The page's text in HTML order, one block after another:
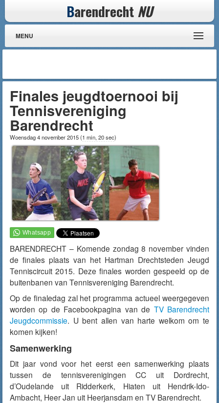
Barendrecht NU
MENU
Finales jeugdtoernooi bij
Tennisvereniging
Barendrecht
Woensdag 4 november 2015(1 min, 20 sec)
BARENDRECHT – Komende zondag 8 november vinden
de finales plaats van het Hartman Drechtsteden Jeugd
Tenniscircuit 2015. Deze finales worden gespeeld op de
buitenbanen van Tennisvereniging Barendrecht.
Op de finaledag zal het programma actueel weergegeven
worden op de Facebookpagina van de TV Barendrecht
Jeugdcommissie. U bent allen van harte welkom om te
komen kijken!
Samenwerking
Dit jaar vond voor het eerst een samenwerking plaats
tussen de tennisverenigingen CC uit Dordrecht,
d’Oudelande uit Ridderkerk, Hiaten uit Hendrik-Ido-
Ambacht, Heer Jan uit Heerjansdam en TV Barendrecht.